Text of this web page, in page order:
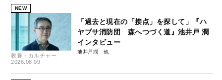
NEW
教養・カルチャー
2026.08.09
「過去と現在の「接点」を探して」『ハ
ヤブサ消防団 森へつづく道』池井戸 潤
インタビュー
池井戸潤